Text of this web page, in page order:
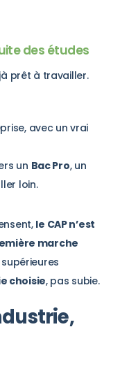
des études
prêt à travailler.
avec un vrai
un Bac Pro, un
loin.
le CAP n’est
marche
choisie, pas subie.